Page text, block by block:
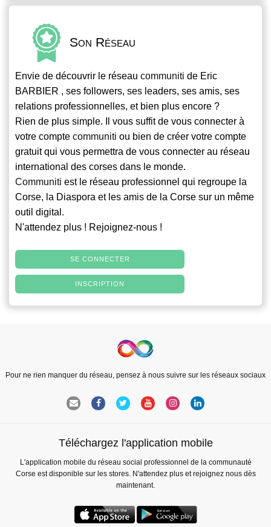
Son Réseau
Envie de découvrir le réseau communiti de Eric
BARBIER , ses followers, ses leaders, ses amis, ses
relations professionnelles, et bien plus encore ?
Rien de plus simple. Il vous suffit de vous connecter à
votre compte communiti ou bien de créer votre compte
gratuit qui vous permettra de vous connecter au réseau
international des corses dans le monde.
Communiti est le réseau professionnel qui regroupe la
Corse, la Diaspora et les amis de la Corse sur un même
outil digital.
N'attendez plus ! Rejoignez-nous !
SE CONNECTER
INSCRIPTION
Pour ne rien manquer du réseau, pensez à nous suivre sur les réseaux sociaux
Téléchargez l'application mobile
L'application mobile du réseau social professionnel de la communauté
Corse est disponible sur les stores. N'attendez plus et rejoignez nous dès
maintenant.